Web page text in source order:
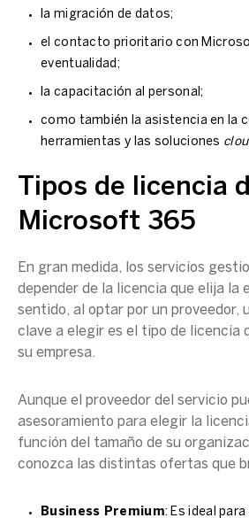
la migración de datos;
el contacto prioritario con
eventualidad;
la capacitación al personal;
como también la asistencia en la
herramientas y las soluciones
Tipos de licencia
Microsoft 365
En gran medida, los servicios
depender de la licencia que elija la
sentido, al optar por un proveedor,
clave a elegir es el tipo de licencia
su empresa.
Aunque el proveedor del servicio
asesoramiento para elegir la
función del tamaño de su
conozca las distintas ofertas que
Business Premium: Es ideal